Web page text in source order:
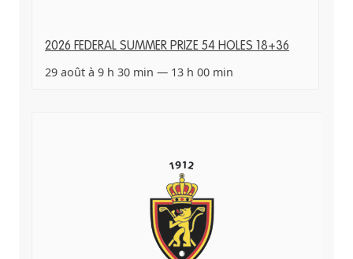
2026 FEDERAL SUMMER PRIZE 54 HOLES 18+36
29 août à 9 h 30 min — 13 h 00 min